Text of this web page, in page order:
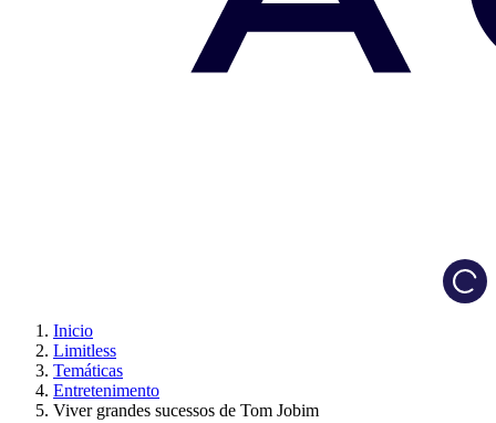
Inicio
Limitless
Temáticas
Entretenimento
Viver grandes sucessos de Tom Jobim